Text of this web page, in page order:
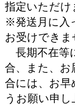
指定いただけ
※発送月に入
お受けできま
長期不在等
合、また、お
合には、お早
うお願い申し